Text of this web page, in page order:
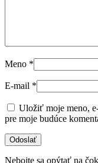
Meno *
E-mail *
Uložiť moje meno,
pre moje budúce
Nebojte sa opýtať na